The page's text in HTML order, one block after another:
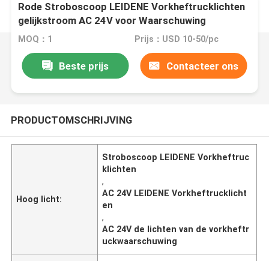
Rode Stroboscoop LEIDENE Vorkheftrucklichten
gelijkstroom AC 24V voor Waarschuwing
MOQ：1 Prijs：USD 10-50/pc
Beste prijs Contacteer ons
PRODUCTOMSCHRIJVING
Hoog licht:
Stroboscoop LEIDENE Vorkheftruc
klichten
,
AC 24V LEIDENE Vorkheftrucklicht
en
,
AC 24V de lichten van de vorkheftr
uckwaarschuwing